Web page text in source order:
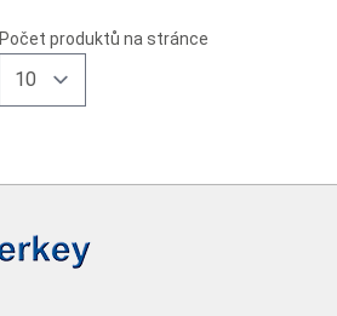
Počet produktů na stránce